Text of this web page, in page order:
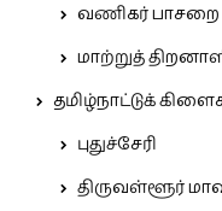
வணிகர் பாசறை
மாற்றுத்
தமிழ்நாட்டுக்
புதுச்சேரி
திருவள்ளூர்